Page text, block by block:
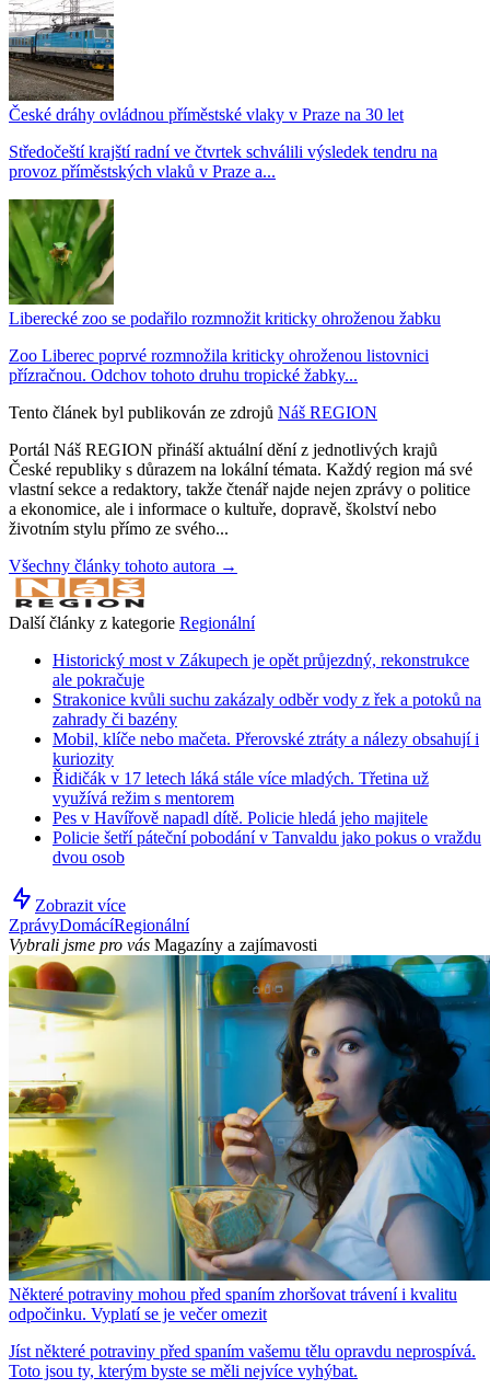
České dráhy ovládnou příměstské vlaky v Praze na 30 let
Středočeští krajští radní ve čtvrtek schválili výsledek tendru na
provoz příměstských vlaků v Praze a...
Liberecké zoo se podařilo rozmnožit kriticky ohroženou žabku
Zoo Liberec poprvé rozmnožila kriticky ohroženou listovnici
přízračnou. Odchov tohoto druhu tropické žabky...
Tento článek byl publikován ze zdrojů Náš REGION
Portál Náš REGION přináší aktuální dění z jednotlivých krajů
České republiky s důrazem na lokální témata. Každý region má své
vlastní sekce a redaktory, takže čtenář najde nejen zprávy o politice
a ekonomice, ale i informace o kultuře, dopravě, školství nebo
životním stylu přímo ze svého...
Všechny články tohoto autora →
Další články z kategorie Regionální
Historický most v Zákupech je opět průjezdný, rekonstrukce
ale pokračuje
Strakonice kvůli suchu zakázaly odběr vody z řek a potoků na
zahrady či bazény
Mobil, klíče nebo mačeta. Přerovské ztráty a nálezy obsahují i
kuriozity
Řidičák v 17 letech láká stále více mladých. Třetina už
využívá režim s mentorem
Pes v Havířově napadl dítě. Policie hledá jeho majitele
Policie šetří páteční pobodání v Tanvaldu jako pokus o vraždu
dvou osob
Zobrazit více
ZprávyDomácíRegionální
Vybrali jsme pro vás Magazíny a zajímavosti
Některé potraviny mohou před spaním zhoršovat trávení i kvalitu
odpočinku. Vyplatí se je večer omezit
Jíst některé potraviny před spaním vašemu tělu opravdu neprospívá.
Toto jsou ty, kterým byste se měli nejvíce vyhýbat.